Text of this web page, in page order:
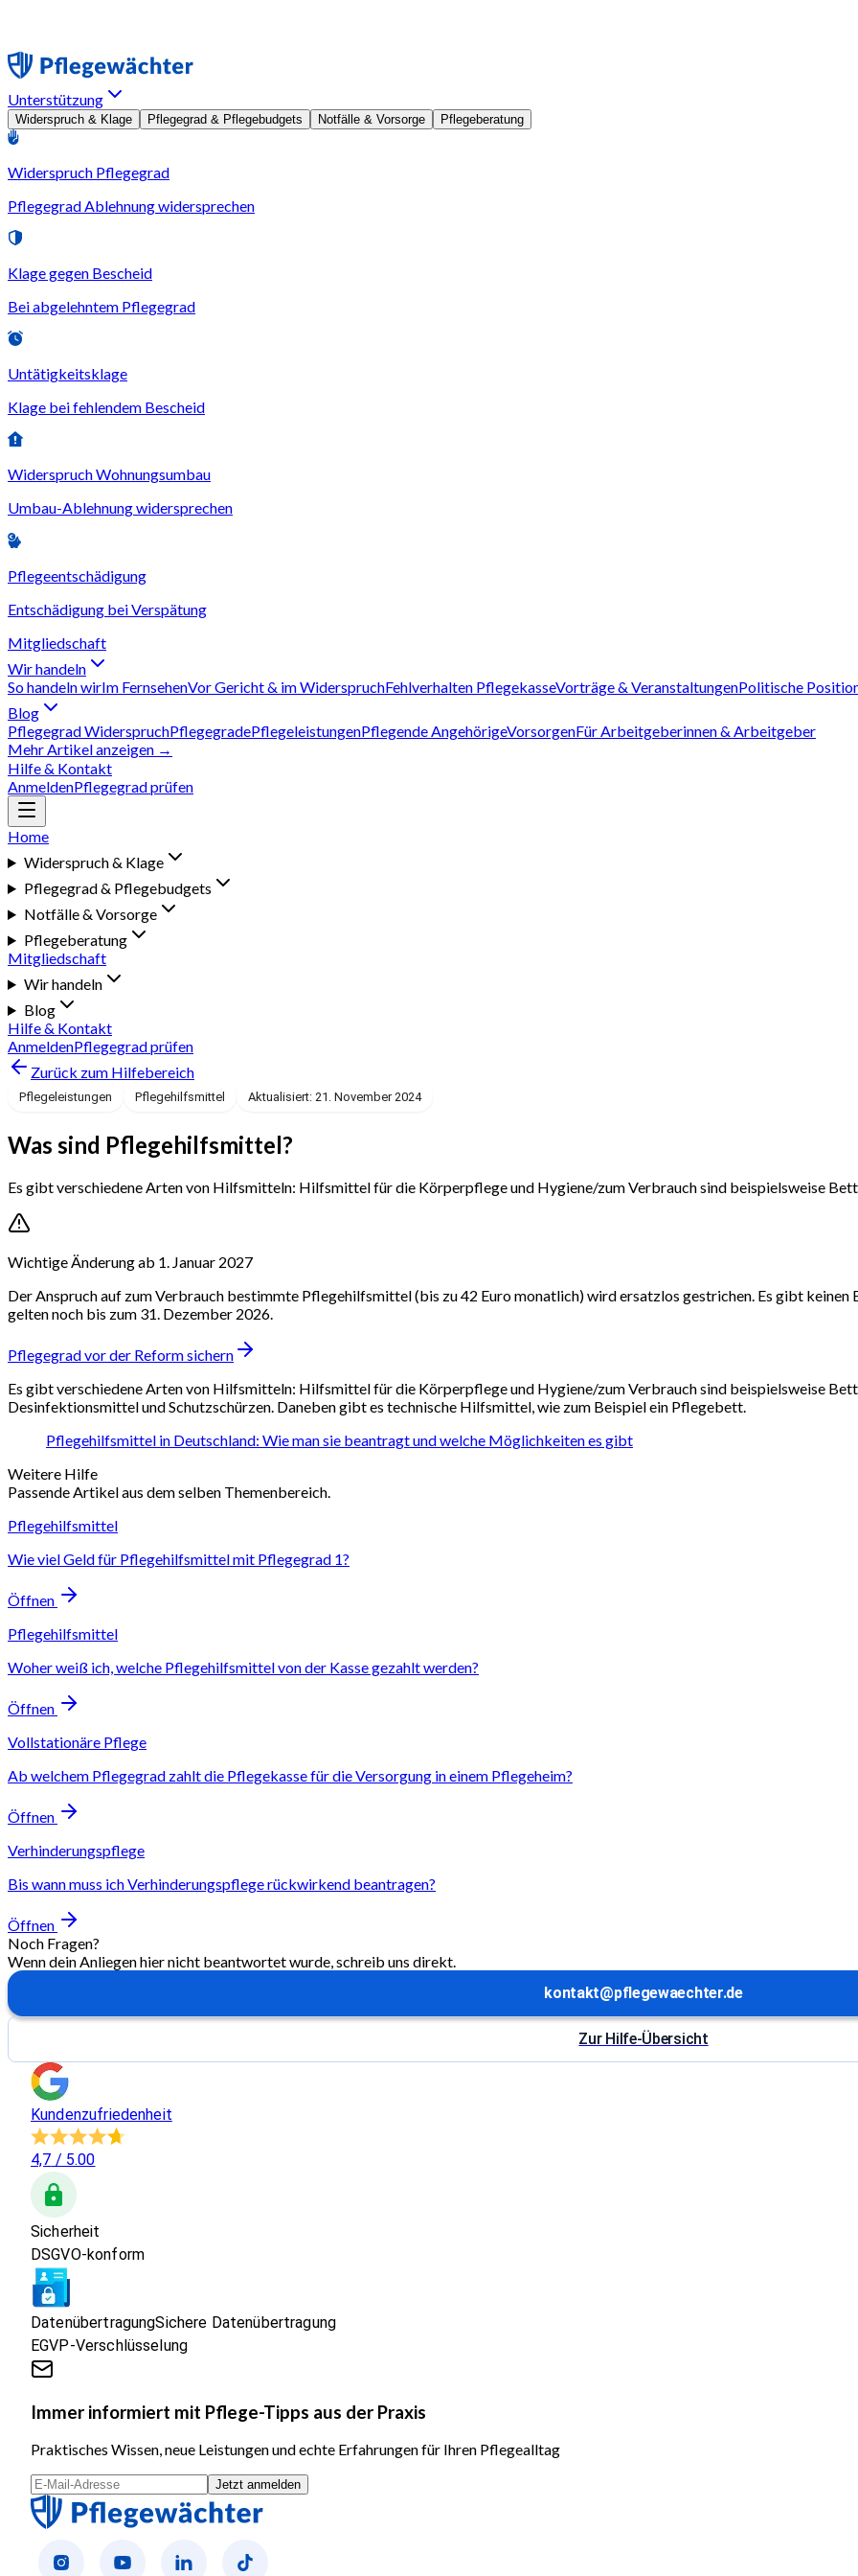
Unterstützung
Widerspruch & Klage Pflegegrad & Pflegebudgets Notfälle & Vorsorge Pflegeberatung
Widerspruch Pflegegrad
Pflegegrad Ablehnung widersprechen
Klage gegen Bescheid
Bei abgelehntem Pflegegrad
Untätigkeitsklage
Klage bei fehlendem Bescheid
Widerspruch Wohnungsumbau
Umbau-Ablehnung widersprechen
Pflegeentschädigung
Entschädigung bei Verspätung
Mitgliedschaft
Wir handeln
So handeln wirIm FernsehenVor Gericht & im WiderspruchFehlverhalten PflegekasseVorträge & VeranstaltungenPolitische
Blog
Pflegegrad WiderspruchPflegegradePflegeleistungenPflegende AngehörigeVorsorgenFür Arbeitgeberinnen & Arbeitgeber
Mehr Artikel anzeigen →
Hilfe & Kontakt
AnmeldenPflegegrad prüfen
Home
Widerspruch & Klage
Pflegegrad & Pflegebudgets
Notfälle & Vorsorge
Pflegeberatung
Mitgliedschaft
Wir handeln
Blog
Hilfe & Kontakt
AnmeldenPflegegrad prüfen
Zurück zum Hilfebereich
Pflegeleistungen Pflegehilfsmittel Aktualisiert: 21. November 2024
Was sind Pflegehilfsmittel?
Es gibt verschiedene Arten von Hilfsmitteln: Hilfsmittel für die Körperpflege und Hygiene/zum Verbrauch sind beispielsweise
Wichtige Änderung ab 1. Januar 2027
Der Anspruch auf zum Verbrauch bestimmte Pflegehilfsmittel (bis zu 42 Euro monatlich) wird ersatzlos gestrichen. Es gibt keinen
gelten noch bis zum 31. Dezember 2026.
Pflegegrad vor der Reform sichern
Es gibt verschiedene Arten von Hilfsmitteln: Hilfsmittel für die Körperpflege und Hygiene/zum Verbrauch sind beispielsweise
Desinfektionsmittel und Schutzschürzen. Daneben gibt es technische Hilfsmittel, wie zum Beispiel ein Pflegebett.
Pflegehilfsmittel in Deutschland: Wie man sie beantragt und welche Möglichkeiten es gibt
Weitere Hilfe
Passende Artikel aus dem selben Themenbereich.
Pflegehilfsmittel
Wie viel Geld für Pflegehilfsmittel mit Pflegegrad 1?
Öffnen
Pflegehilfsmittel
Woher weiß ich, welche Pflegehilfsmittel von der Kasse gezahlt werden?
Öffnen
Vollstationäre Pflege
Ab welchem Pflegegrad zahlt die Pflegekasse für die Versorgung in einem Pflegeheim?
Öffnen
Verhinderungspflege
Bis wann muss ich Verhinderungspflege rückwirkend beantragen?
Öffnen
Noch Fragen?
Wenn dein Anliegen hier nicht beantwortet wurde, schreib uns direkt.
kontakt@pflegewaechter.de
Zur Hilfe-Übersicht
Kundenzufriedenheit
4,7 / 5.00
Sicherheit
DSGVO-konform
DatenübertragungSichere Datenübertragung
EGVP-Verschlüsselung
Immer informiert mit Pflege-Tipps aus der Praxis
Praktisches Wissen, neue Leistungen und echte Erfahrungen für Ihren Pflegealltag
Jetzt anmelden